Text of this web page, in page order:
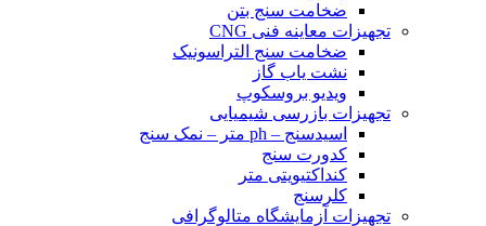
ضخامت سنج بتن
تجهیزات معاینه فنی CNG
ضخامت سنج التراسونیک
نشت یاب گاز
ویدیو بروسکوپ
تجهیزات بازرسی شیمیایی
اسیدسنج – ph متر – نمک سنج
کدورت سنج
کنداکتیویتی متر
کلرسنج
تجهیزات آزمایشگاه متالوگرافی